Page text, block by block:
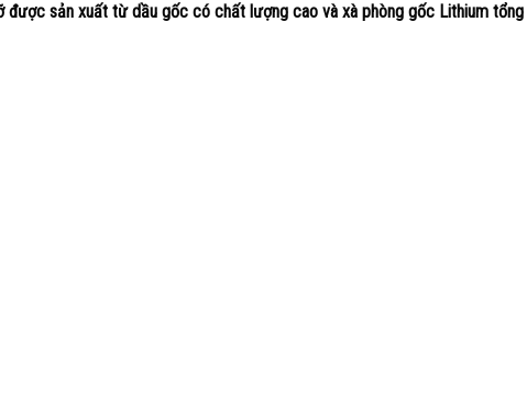
được sản xuất từ dầu gốc có chất lượng cao và xà phòng gốc Lithium